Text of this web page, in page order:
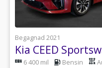
Begagnad 2021
6 400 mil Bensin